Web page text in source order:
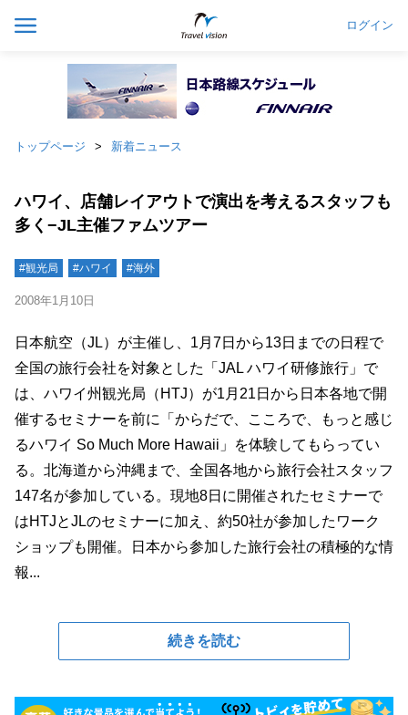
ログイン
トップページ 新着ニュース
ハワイ、店舗レイアウトで演出を考えるスタッフも
多く−JL主催ファムツアー
#観光局 #ハワイ #海外
2008年1月10日
日本航空（JL）が主催し、1月7日から13日までの日程で
全国の旅行会社を対象とした「JAL ハワイ研修旅行」で
は、ハワイ州観光局（HTJ）が1月21日から日本各地で開
催するセミナーを前に「からだで、こころで、もっと感じ
るハワイ So Much More Hawaii」を体験してもらってい
る。北海道から沖縄まで、全国各地から旅行会社スタッフ
147名が参加している。現地8日に開催されたセミナーで
はHTJとJLのセミナーに加え、約50社が参加したワーク
ショップも開催。日本から参加した旅行会社の積極的な情
報...
続きを読む